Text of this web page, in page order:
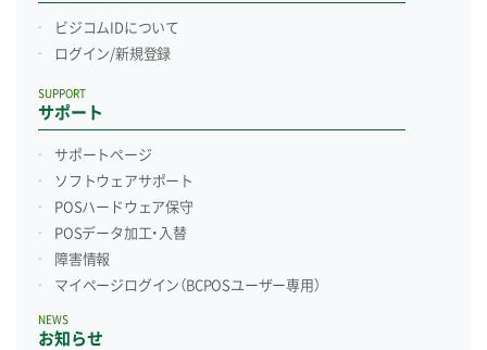
ビジコムIDについて
ログイン/新規登録
サポート
SUPPORT
サポートページ
ソフトウェアサポート
POSハードウェア保守
POSデータ加工・入替
障害情報
マイページログイン （BCPOSユーザー専用）
お知らせ
NEWS